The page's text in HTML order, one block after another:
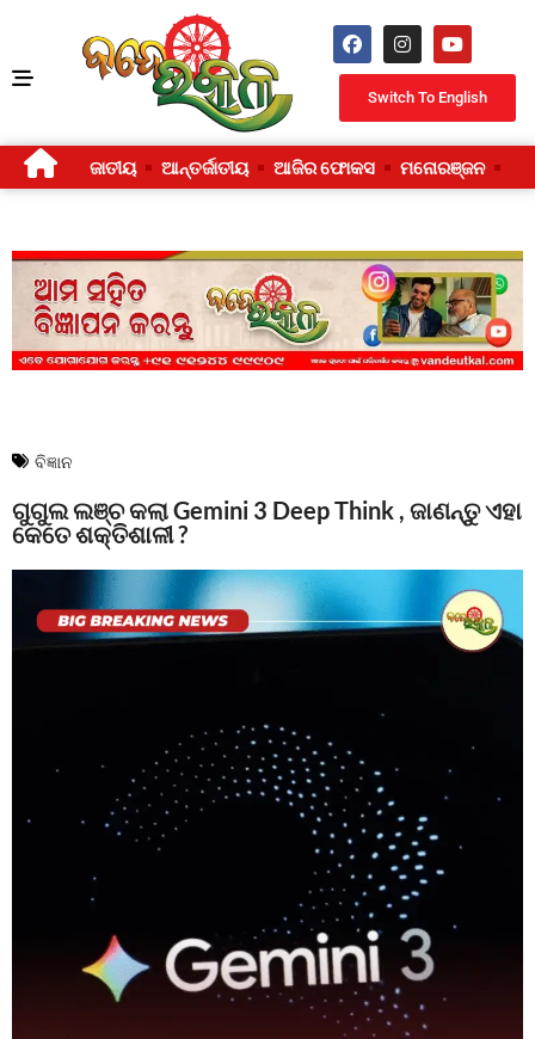
Switch To English
ଜାତୀୟ ଆନ୍ତର୍ଜାତୀୟ ଆଜିର ଫୋକସ ମନୋରଞ୍ଜନ
ବିଜ୍ଞାନ
ଗୁଗୁଲ ଲଞ୍ଚ କଲା Gemini 3 Deep Think , ଜାଣନ୍ତୁ ଏହା
କେତେ ଶକ୍ତିଶାଳୀ ?